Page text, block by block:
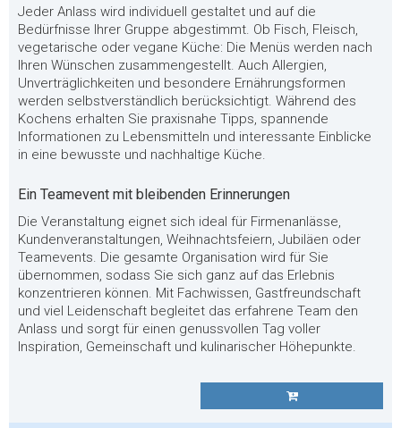
Jeder Anlass wird individuell gestaltet und auf die
Bedürfnisse Ihrer Gruppe abgestimmt. Ob Fisch, Fleisch,
vegetarische oder vegane Küche: Die Menüs werden nach
Ihren Wünschen zusammengestellt. Auch Allergien,
Unverträglichkeiten und besondere Ernährungsformen
werden selbstverständlich berücksichtigt. Während des
Kochens erhalten Sie praxisnahe Tipps, spannende
Informationen zu Lebensmitteln und interessante Einblicke
in eine bewusste und nachhaltige Küche.
Ein Teamevent mit bleibenden Erinnerungen
Die Veranstaltung eignet sich ideal für Firmenanlässe,
Kundenveranstaltungen, Weihnachtsfeiern, Jubiläen oder
Teamevents. Die gesamte Organisation wird für Sie
übernommen, sodass Sie sich ganz auf das Erlebnis
konzentrieren können. Mit Fachwissen, Gastfreundschaft
und viel Leidenschaft begleitet das erfahrene Team den
Anlass und sorgt für einen genussvollen Tag voller
Inspiration, Gemeinschaft und kulinarischer Höhepunkte.